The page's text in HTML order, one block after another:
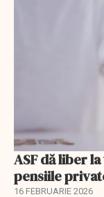
ASF dă liber
pensiile
16 FEBRUARIE 2026